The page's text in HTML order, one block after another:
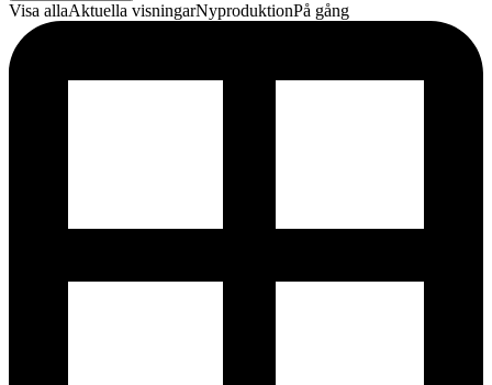
Visa allaAktuella visningarNyproduktionPå gång